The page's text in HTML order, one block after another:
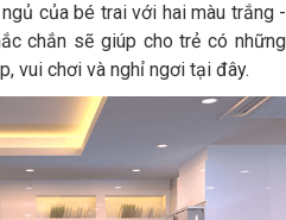
của bé trai với hai màu trắng -
chắn sẽ giúp cho trẻ có những
vui chơi và nghỉ ngơi tại đây.